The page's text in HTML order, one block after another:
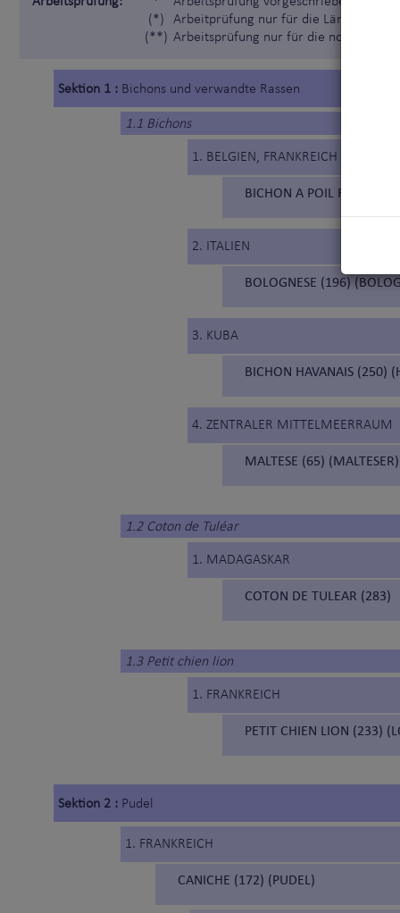
(*)
(**)
Arbeitprüfung nur für die Länder, die
Arbeitsprüfung nur für die nordischen
Sektion 1 : Bichons und verwandte Rassen
1.1 Bichons
1. BELGIEN, FRANKREICH
BICHON A POIL FRISE
2. ITALIEN
BOLOGNESE (196)
3. KUBA
BICHON HAVANAIS (250)
4. ZENTRALER MITTELMEERRAUM
MALTESE (65) (MALTESER)
1.2 Coton de Tuléar
1. MADAGASKAR
COTON DE TULEAR (283)
1.3 Petit chien lion
1. FRANKREICH
PETIT CHIEN LION (233)
Sektion 2 : Pudel
1. FRANKREICH
CANICHE (172) (PUDEL)